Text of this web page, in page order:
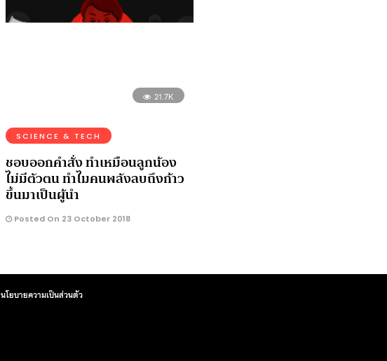
21.7K
SCIENCE & TECH
ชอบออกคำสั่ง ทำเหมือนลูกน้อง
ไม่มีตัวตน ทำไมคนพลังลบถึงก้าว
ขึ้นมาเป็นผู้นำ
Posted On 23 October 2018
นโยบายความเป็นส่วนตัว